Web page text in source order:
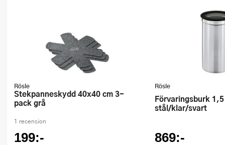
Rösle
Stekpanneskydd 40x40 cm 3-
pack grå
1 recension
199:-
Rösle
Förvaringsburk 1,5 L 10x20 cm
stål/klar/svart
869:-